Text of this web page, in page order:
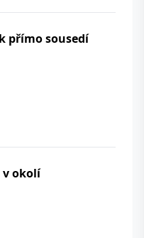
přímo sousedí
v okolí